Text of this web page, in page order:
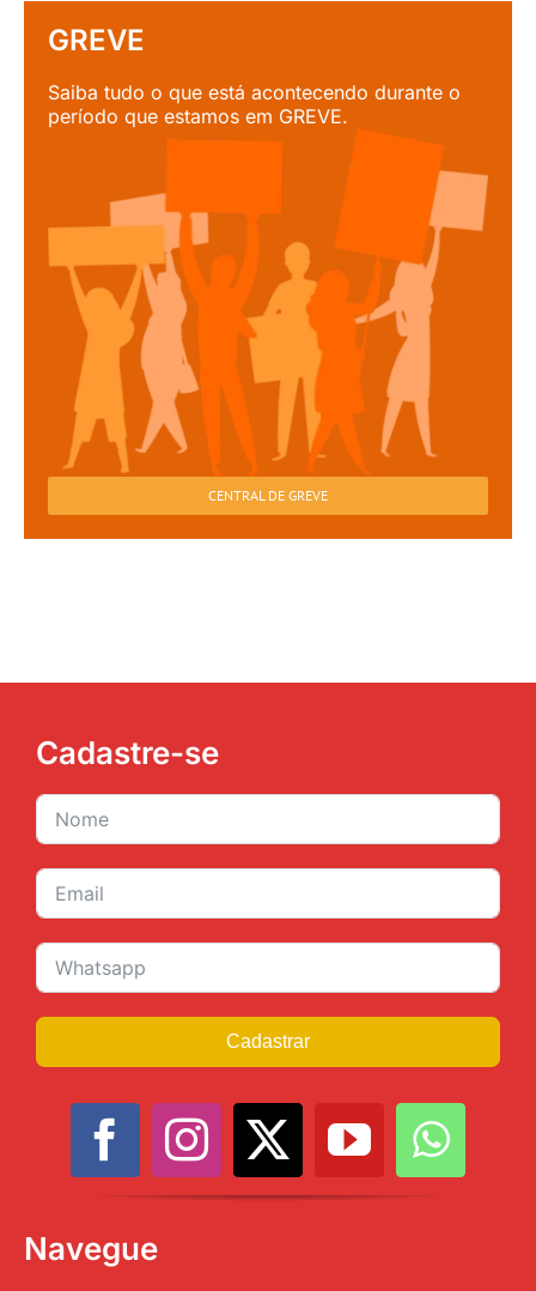
GREVE
Saiba tudo o que está acontecendo durante o
período que estamos em GREVE.
CENTRAL DE GREVE
Cadastre-se
Cadastrar
Navegue